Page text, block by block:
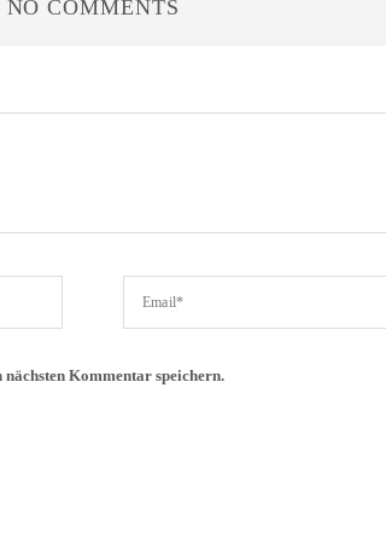
NO COMMENTS
Kommentar speichern.